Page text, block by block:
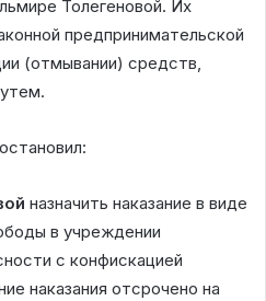
Толегеновой. Их
предпринимательской
(отмывании) средств,
назначить наказание в виде
в учреждении
с конфискацией
наказания отсрочено на